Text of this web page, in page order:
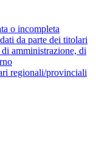
o incompleta
da parte dei titolari
amministrazione, di
regionali/provinciali